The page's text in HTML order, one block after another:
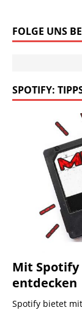
FOLGE UNS
SPOTIFY:
Mit
entdecken
Spotify bietet